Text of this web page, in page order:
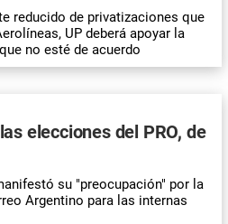
reducido de privatizaciones que
UP deberá apoyar la
no esté de acuerdo
elecciones del PRO, de
su "preocupación" por la
Argentino para las internas